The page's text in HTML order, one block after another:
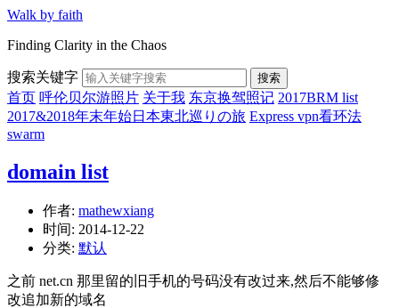
Walk by faith
Finding Clarity in the Chaos
搜索关键字 搜索
首页 呼伦贝尔游照片 关于我 东京换驾照记 2017BRM list
2017&2018年末年始日本東北巡りの旅 Express vpn看环法
swarm
domain list
作者: mathewxiang
时间: 2014-12-22
分类: 默认
之前 net.cn 那里留的旧手机的号码没有改过来,然后不能够修
改追加新的域名